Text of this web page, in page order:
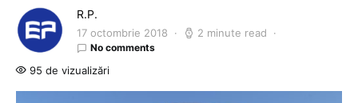
R.P.
17 octombrie 2018 2 minute read
No comments
95 de vizualizări